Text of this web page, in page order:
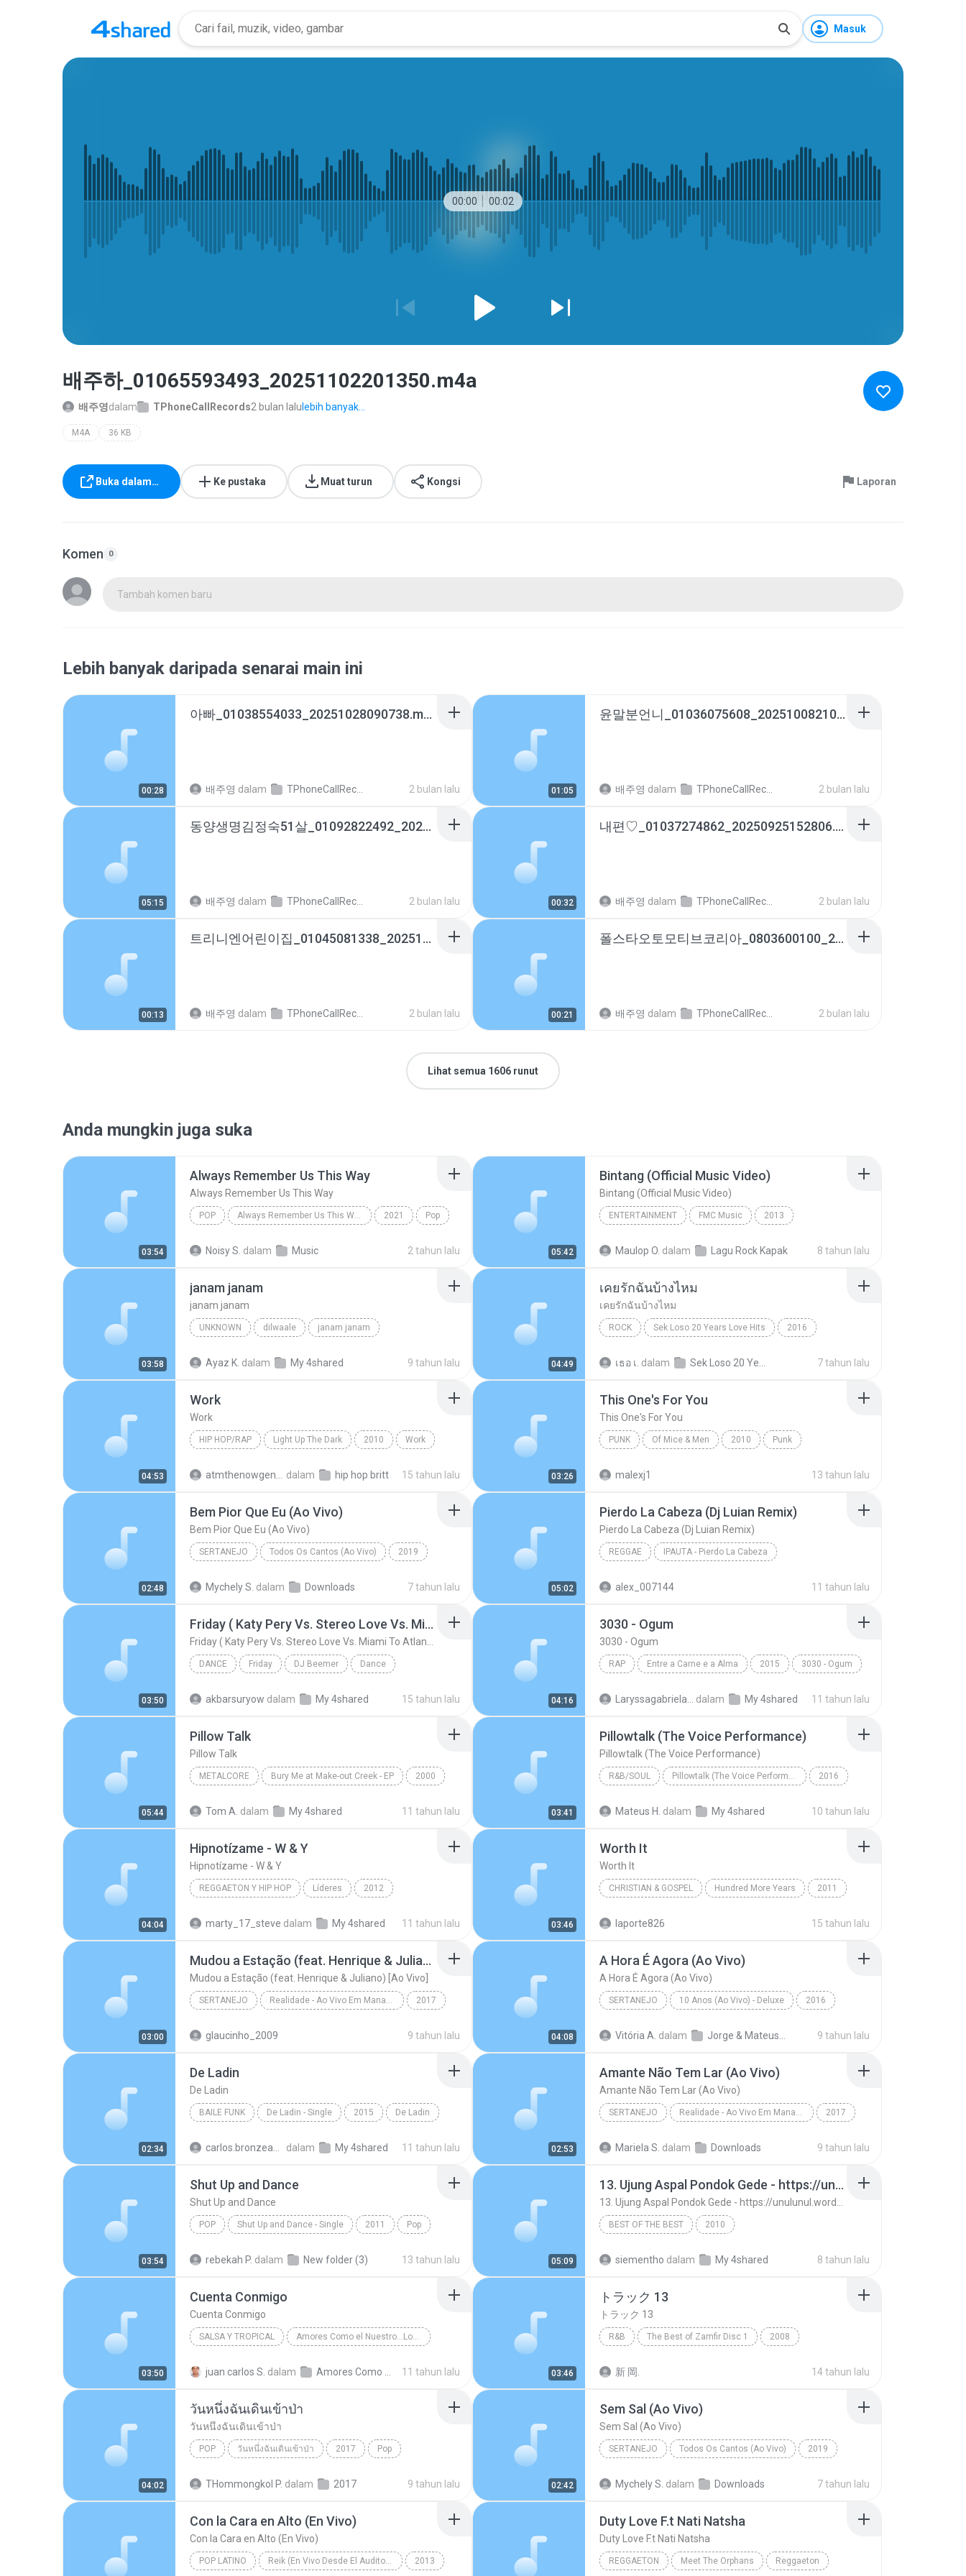
Masuk
00:00 00:02
배주하_01065593493_20251102201350.m4a
배주영dalam TPhoneCallRecords2 bulan lalu lebih banyak...
M4A 36 KB
Buka dalam… Ke pustaka Muat turun Kongsi Laporan
Komen 0
Tambah komen baru
Lebih banyak daripada senarai main ini
00:28
아빠_01038554033_20251028090738.m4a
배주영 dalam TPhoneCallRecords 2 bulan lalu 01:05
윤말분언니_01036075608_20251008210236.m4a
배주영 dalam TPhoneCallRecords 2 bulan lalu
05:15
동양생명김정숙51살_01092822492_20260330111401.m4a
배주영 dalam TPhoneCallRecords 2 bulan lalu 00:32
내편♡_01037274862_20250925152806.m4a
배주영 dalam TPhoneCallRecords 2 bulan lalu
00:13
트리니엔어린이집_01045081338_20251031133339.m4a
배주영 dalam TPhoneCallRecords 2 bulan lalu 00:21
폴스타오토모티브코리아_0803600100_20251125162230.m4a
배주영 dalam TPhoneCallRecords 2 bulan lalu
Lihat semua 1606 runut
Anda mungkin juga suka
03:54
Always Remember Us This Way
Always Remember Us This Way
POP Always Remember Us This Way - Single 2021 Pop
Noisy S. dalam Music 2 tahun lalu 05:42
Bintang (Official Music Video)
Bintang (Official Music Video)
ENTERTAINMENT FMC Music 2013
Maulop O. dalam Lagu Rock Kapak 8 tahun lalu
03:58
janam janam
janam janam
UNKNOWN dilwaale janam janam
Ayaz K. dalam My 4shared 9 tahun lalu 04:49
เคยรักฉันบ้างไหม
เคยรักฉันบ้างไหม
ROCK Sek Loso 20 Years Love Hits 2016
เธอ เ. dalam 7 tahun lalu
04:53
Work
Work
HIP HOP/RAP Light Up The Dark 2010 Work
dalam hip hop britt 15 tahun lalu 03:26
This One's For You
This One's For You
PUNK Of Mice & Men 2010 Punk
malexj1 13 tahun lalu
02:48
Bem Pior Que Eu (Ao Vivo)
Bem Pior Que Eu (Ao Vivo)
SERTANEJO Todos Os Cantos (Ao Vivo) 2019
Mychely S. dalam Downloads 7 tahun lalu 05:02
Pierdo La Cabeza (Dj Luian Remix)
Pierdo La Cabeza (Dj Luian Remix)
REGGAE IPAUTA - Pierdo La Cabeza
alex_007144 11 tahun lalu
03:50
Friday ( Katy Pery Vs. Stereo Love Vs. Miami To Atlanta)
DANCE Friday DJ Beemer Dance
akbarsuryow dalam My 4shared 15 tahun lalu 04:16
3030 - Ogum
3030 - Ogum
RAP Entre a Carne e a Alma 2015 3030 - Ogum
dalam My 4shared 11 tahun lalu
05:44
Pillow Talk
Pillow Talk
METALCORE Bury Me at Make-out Creek - EP 2000
Tom A. dalam My 4shared 11 tahun lalu 03:41
Pillowtalk (The Voice Performance)
Pillowtalk (The Voice Performance)
R&B/SOUL Pillowtalk (The Voice Performance) - Single 2016
Mateus H. dalam My 4shared 10 tahun lalu
04:04
Hipnotízame - W & Y
Hipnotízame - W & Y
REGGAETON Y HIP HOP Líderes 2012
marty_17_steve dalam My 4shared 11 tahun lalu 03:46
Worth It
Worth It
CHRISTIAN & GOSPEL Hundred More Years 2011
laporte826 15 tahun lalu
03:00
Mudou a Estação (feat. Henrique & Juliano) [Ao Vivo]
Mudou a Estação (feat. Henrique & Juliano) [Ao Vivo]
SERTANEJO Realidade - Ao Vivo Em Manaus 2017
glaucinho_2009 9 tahun lalu 04:08
A Hora É Agora (Ao Vivo)
A Hora É Agora (Ao Vivo)
SERTANEJO 10 Anos (Ao Vivo) - Deluxe 2016
Vitória A. dalam 9 tahun lalu
02:34
De Ladin
De Ladin
BAILE FUNK De Ladin - Single 2015 De Ladin
dalam My 4shared 11 tahun lalu 02:53
Amante Não Tem Lar (Ao Vivo)
Amante Não Tem Lar (Ao Vivo)
SERTANEJO Realidade - Ao Vivo Em Manaus 2017
Mariela S. dalam Downloads 9 tahun lalu
03:54
Shut Up and Dance
Shut Up and Dance
POP Shut Up and Dance - Single 2011 Pop
rebekah P. dalam New folder (3) 13 tahun lalu 05:09
13. Ujung Aspal Pondok Gede - https://unulunul.wordpress.com/2016/11/11/iwan-fals-album-best-of-the-best-audio-flac
BEST OF THE BEST 2010
siementho dalam My 4shared 8 tahun lalu
03:50
Cuenta Conmigo
Cuenta Conmigo
SALSA Y TROPICAL Amores Como el Nuestro...Los Exitos
juan carlos S. dalam 11 tahun lalu 03:46
トラック 13
トラック 13
R&B The Best of Zamfir Disc 1 2008
新 岡. 14 tahun lalu
04:02
วันหนึ่งฉันเดินเข้าป่า
วันหนึ่งฉันเดินเข้าป่า
POP วันหนึ่งฉันเดินเข้าป่า 2017 Pop
THommongkol P. dalam 2017 9 tahun lalu 02:42
Sem Sal (Ao Vivo)
Sem Sal (Ao Vivo)
SERTANEJO Todos Os Cantos (Ao Vivo) 2019
Mychely S. dalam Downloads 7 tahun lalu
Con la Cara en Alto (En Vivo)
Con la Cara en Alto (En Vivo)
POP LATINO Reik (En Vivo Desde El Auditorio Nacional) 2013
Duty Love F.t Nati Natsha
Duty Love F.t Nati Natsha
REGGAETON Meet The Orphans Reggaeton